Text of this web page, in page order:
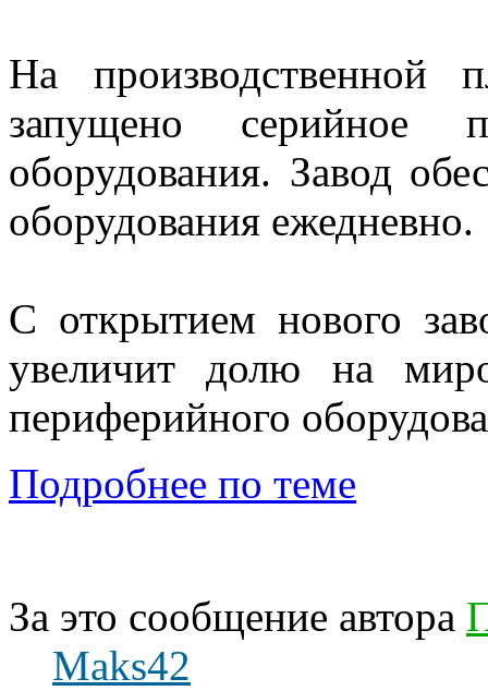
На производственной
запущено серийное
оборудования. Завод
оборудования
С открытием нового
увеличит долю на
периферийного
Подробнее по теме
За это сообщение автора
Maks42